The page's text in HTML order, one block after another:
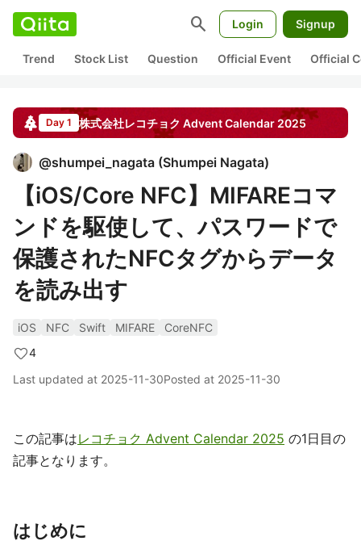
search Login Signup
Trend Stock List Question Official Event Official
Day 1 株式会社レコチョク Advent Calendar 2025
@shumpei_nagata (Shumpei Nagata)
【iOS/Core NFC】MIFAREコマ
ンドを駆使して、パスワードで
保護されたNFCタグからデータ
を読み出す
iOS NFC Swift MIFARE
CoreNFC
4
Last updated at 2025-11-30Posted at 2025-11-30
この記事はレコチョク Advent Calendar 2025 の1日目の
記事となります。
はじめに